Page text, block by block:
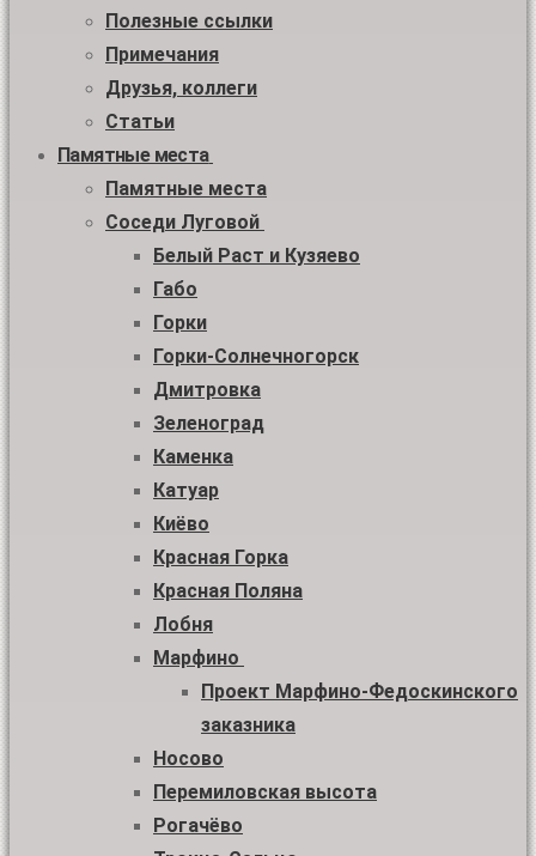
Полезные ссылки
Примечания
Друзья, коллеги
Статьи
Памятные места
Памятные места
Соседи Луговой
Белый Раст и Кузяево
Габо
Горки
Горки-Солнечногорск
Дмитровка
Зеленоград
Каменка
Катуар
Киёво
Красная Горка
Красная Поляна
Лобня
Марфино
Проект Марфино-Федоскинского
заказника
Носово
Перемиловская высота
Рогачёво